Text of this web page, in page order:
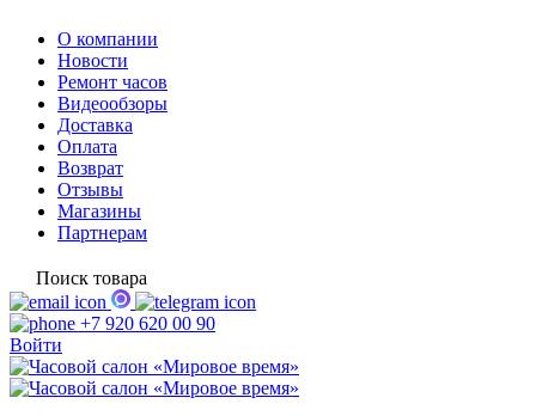
О компании
Новости
Ремонт часов
Видеообзоры
Доставка
Оплата
Возврат
Отзывы
Магазины
Партнерам
Поиск товара
+7 920 620 00 90
Войти